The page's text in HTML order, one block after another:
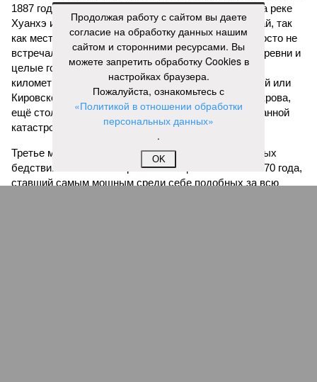
1887 года вода прорвала многочисленные дамбы на реке
Хуанхэ и быстро залила почти весь Северный Китай, так
как местность там довольно низменная, и потоп просто не
встречал препятствий на своём пути, уничтожая деревни и
целые города. Водой залило 130 тыс. квадратных
километров (а это больше территорий Оренбургской или
Кировской областей), 2 млн человек остались без крова,
ещё столько же погибли в результате спровоцированной
катастрофой пандемии.
Третье место по кровожадности в рейтинге стихийных
бедствий занимает смертоносный циклон Бхола 1970 года,
ставший самым мощным среди себе подобных за всю
Продолжая работу с сайтом вы даете
согласие на обработку данных нашим
сайтом и сторонними ресурсами. Вы
можете запретить обработку Cookies в
настройках браузера.
Пожалуйста, ознакомьтесь с
«Политикой в отношении обработки
персональных данных»
.
OK